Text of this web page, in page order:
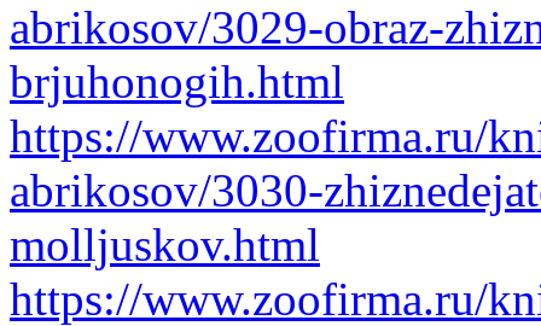
abrikosov/3029-obraz-
brjuhonogih.html
https://www.zoofirma.ru/
abrikosov/3030-
molljuskov.html
https://www.zoofirma.ru/